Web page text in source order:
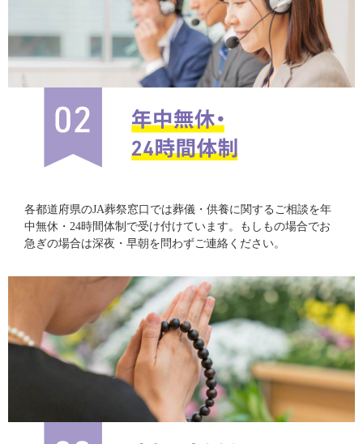
各都道府県のJA葬祭窓口では葬儀・供養に関するご相談を年
中無休・24時間体制で受け付けています。もしもの場合でお
急ぎの場合は深夜・早朝を問わずご連絡ください。